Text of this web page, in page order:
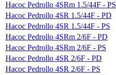
Насос Pedrollo 4SRm 1.5/44F - PS
Насос Pedrollo 4SR 1.5/44F - PD
Насос Pedrollo 4SR 1.5/44F - PS
Насос Pedrollo 4SRm 2/6F - PD
Насос Pedrollo 4SRm 2/6F - PS
Насос Pedrollo 4SR 2/6F - PD
Насос Pedrollo 4SR 2/6F - PS